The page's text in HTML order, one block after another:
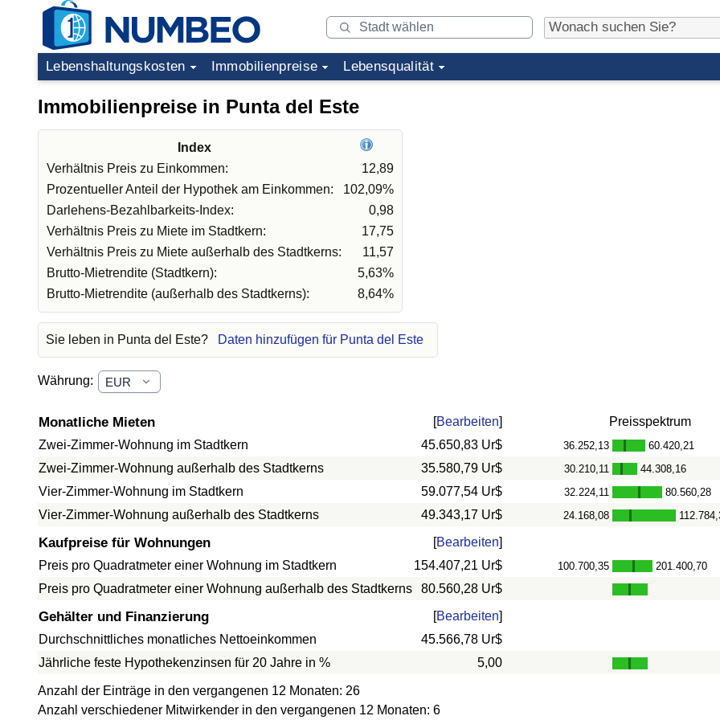
Lebenshaltungskosten Immobilienpreise Lebensqualität
Immobilienpreise in Punta del Este
Index
Verhältnis Preis zu Einkommen:
12,89
Prozentueller Anteil der Hypothek am Einkommen:
102,09%
Darlehens-Bezahlbarkeits-Index:
0,98
Verhältnis Preis zu Miete im Stadtkern:
17,75
Verhältnis Preis zu Miete außerhalb des Stadtkerns:
11,57
Brutto-Mietrendite (Stadtkern):
5,63%
Brutto-Mietrendite (außerhalb des Stadtkerns):
8,64%
Sie leben in Punta del Este? Daten hinzufügen für Punta del Este
Währung:
Monatliche Mieten [Bearbeiten]
Preisspektrum
Zwei-Zimmer-Wohnung im Stadtkern
45.650,83 Ur$ 36.252,13 - 60.420,21
Zwei-Zimmer-Wohnung außerhalb des Stadtkerns 35.580,79 Ur$ 30.210,11 - 44.308,16
Vier-Zimmer-Wohnung im Stadtkern 59.077,54 Ur$ 32.224,11 - 80.560,28
Vier-Zimmer-Wohnung außerhalb des Stadtkerns 49.343,17 Ur$ 24.168,08 -
Kaufpreise für Wohnungen [Bearbeiten]
Preis pro Quadratmeter einer Wohnung im Stadtkern
154.407,21 Ur$ 100.700,35 - 201.400,70
Preis pro Quadratmeter einer Wohnung außerhalb des Stadtkerns 80.560,28 Ur$
Gehälter und Finanzierung [Bearbeiten]
Durchschnittliches monatliches Nettoeinkommen
45.566,78 Ur$
Jährliche feste Hypothekenzinsen für 20 Jahre in %
5,00
Anzahl der Einträge in den vergangenen 12 Monaten: 26
Anzahl verschiedener Mitwirkender in den vergangenen 12 Monaten: 6